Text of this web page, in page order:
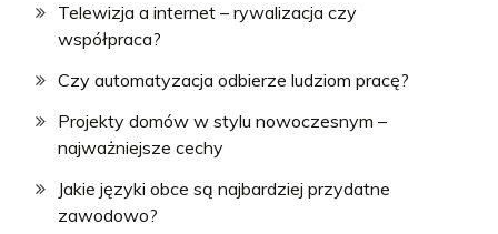
Telewizja a internet – rywalizacja czy
współpraca?
Czy automatyzacja odbierze ludziom pracę?
Projekty domów w stylu nowoczesnym –
najważniejsze cechy
Jakie języki obce są najbardziej przydatne
zawodowo?